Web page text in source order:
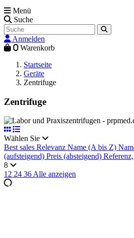
Menü
Suche
Anmelden
0 Warenkorb
Startseite
Geräte
Zentrifuge
Zentrifuge
Wählen Sie
Best sales Relevanz Name (A bis Z)
(aufsteigend) Preis (absteigend)
8
12 24 36Alle anzeigen